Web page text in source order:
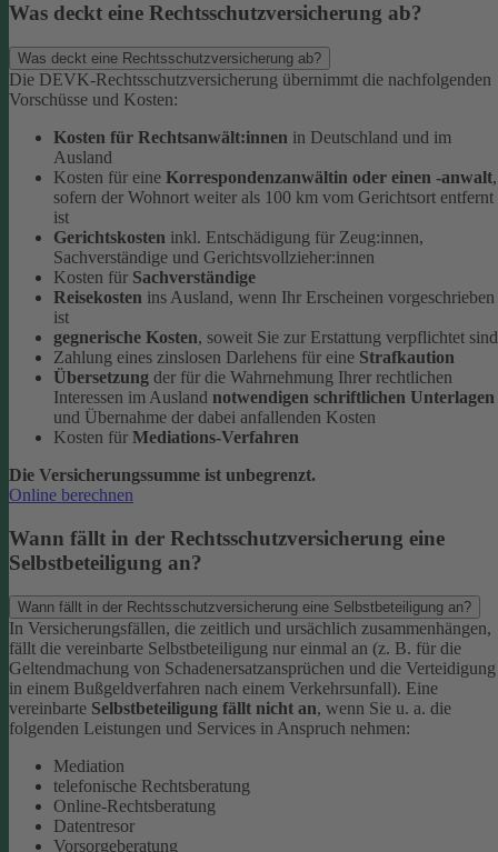
Was deckt eine Rechtsschutzversicherung ab?
Was deckt eine Rechtsschutzversicherung ab?
Die DEVK-Rechtsschutzversicherung übernimmt die nachfolgenden
Vorschüsse und Kosten:
Kosten für Rechtsanwält:innen in Deutschland und im
Ausland
Kosten für eine Korrespondenzanwältin oder einen -anwalt,
sofern der Wohnort weiter als 100 km vom Gerichtsort entfernt
ist
Gerichtskosten inkl. Entschädigung für Zeug:innen,
Sachverständige und Gerichtsvollzieher:innen
Kosten für Sachverständige
Reisekosten ins Ausland, wenn Ihr Erscheinen vorgeschrieben
ist
gegnerische Kosten, soweit Sie zur Erstattung verpflichtet sind
Zahlung eines zinslosen Darlehens für eine Strafkaution
Übersetzung der für die Wahrnehmung Ihrer rechtlichen
Interessen im Ausland notwendigen schriftlichen Unterlagen
und Übernahme der dabei anfallenden Kosten
Kosten für Mediations-Verfahren
Die Versicherungssumme ist unbegrenzt.
Online berechnen
Wann fällt in der Rechtsschutzversicherung eine
Selbstbeteiligung an?
Wann fällt in der Rechtsschutzversicherung eine Selbstbeteiligung an?
In Versicherungsfällen, die zeitlich und ursächlich zusammenhängen,
fällt die vereinbarte Selbstbeteiligung nur einmal an (z. B. für die
Geltendmachung von Schadenersatzansprüchen und die Verteidigung
in einem Bußgeldverfahren nach einem Verkehrsunfall). Eine
vereinbarte Selbstbeteiligung fällt nicht an, wenn Sie u. a. die
folgenden Leistungen und Services in Anspruch nehmen:
Mediation
telefonische Rechtsberatung
Online-Rechtsberatung
Datentresor
Vorsorgeberatung